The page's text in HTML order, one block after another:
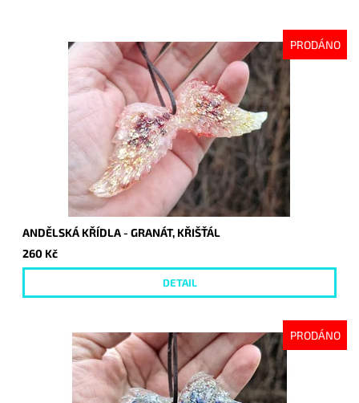
PRODÁNO
ANDĚLSKÁ KŘÍDLA - GRANÁT, KŘIŠŤÁL
260 Kč
DETAIL
PRODÁNO